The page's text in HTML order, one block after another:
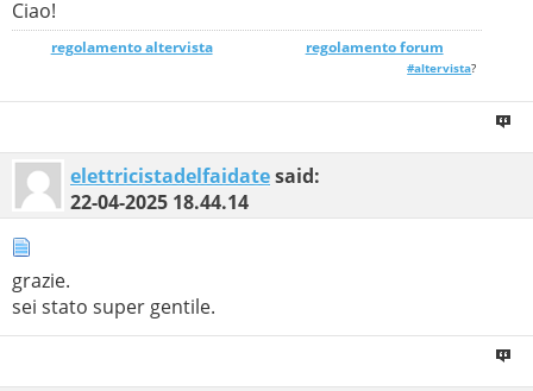
Ciao!
regolamento altervista_______________ regolamento forum
#altervista?
elettricistadelfaidatesaid:
22-04-2025 18.44.14
grazie.
sei stato super gentile.